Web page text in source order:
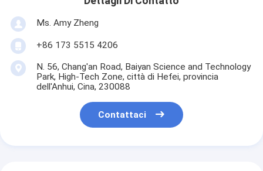
Ms. Amy Zheng
+86 173 5515 4206
N. 56, Chang'an Road, Baiyan Science and Technology
Park, High-Tech Zone, città di Hefei, provincia
dell'Anhui, Cina, 230088
Contattaci